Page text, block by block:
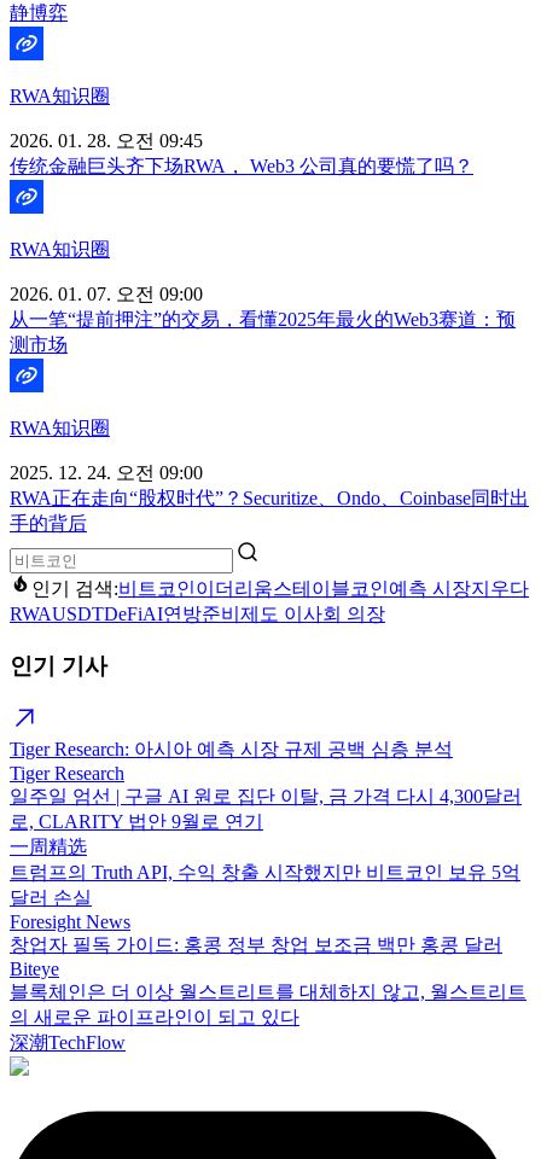
静博弈
RWA知识圈
2026. 01. 28. 오전 09:45
传统金融巨头齐下场RWA， Web3 公司真的要慌了吗？
RWA知识圈
2026. 01. 07. 오전 09:00
从一笔“提前押注”的交易，看懂2025年最火的Web3赛道：预
测市场
RWA知识圈
2025. 12. 24. 오전 09:00
RWA正在走向“股权时代”？Securitize、Ondo、Coinbase同时出
手的背后
인기 검색:비트코인이더리움스테이블코인예측 시장지우다
RWAUSDTDeFiAI연방준비제도 이사회 의장
인기 기사
Tiger Research: 아시아 예측 시장 규제 공백 심층 분석
Tiger Research
일주일 엄선 | 구글 AI 원로 집단 이탈, 금 가격 다시 4,300달러
로, CLARITY 법안 9월로 연기
一周精选
트럼프의 Truth API, 수익 창출 시작했지만 비트코인 보유 5억
달러 손실
Foresight News
창업자 필독 가이드: 홍콩 정부 창업 보조금 백만 홍콩 달러
Biteye
블록체인은 더 이상 월스트리트를 대체하지 않고, 월스트리트
의 새로운 파이프라인이 되고 있다
深潮TechFlow